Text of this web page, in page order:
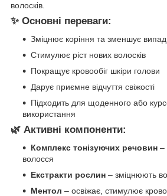
волосків.
✨ Основні переваги:
Зміцнює коріння та зменшує
Стимулює ріст нових волосків
Покращує кровообіг шкіри голови
Дарує приємне відчуття свіжості
Підходить для щоденного або
використання
🌿 Активні компоненти:
Комплекс тонізуючих речовин –
волосся
Екстракти рослин – зміцнюють
Ментол – освіжає, стимулює